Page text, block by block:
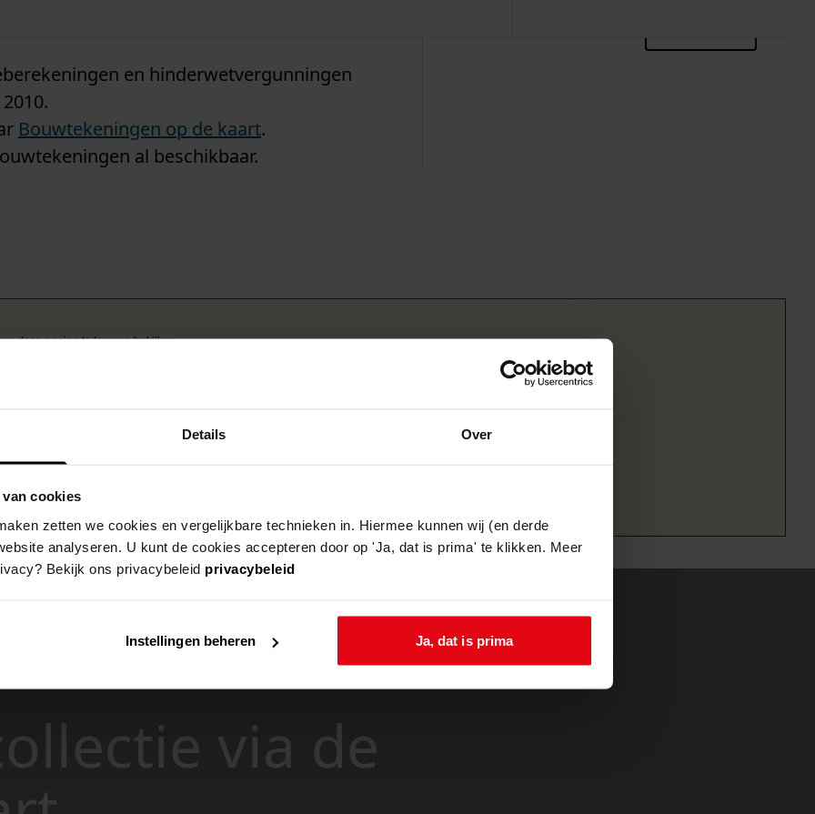
Details Over
cookies
zetten we cookies en vergelijkbare technieken in. Hiermee kunnen wij (en derde
analyseren. U kunt de cookies accepteren door op 'Ja, dat is prima' te klikken. Meer
Bekijk ons privacybeleid privacybeleid
Instellingen beheren Ja, dat is prima
en hinderwetvergunningen
Bouwtekeningen op de kaart.
al beschikbaar.
deze pagina te kunnen bekijken.
via de